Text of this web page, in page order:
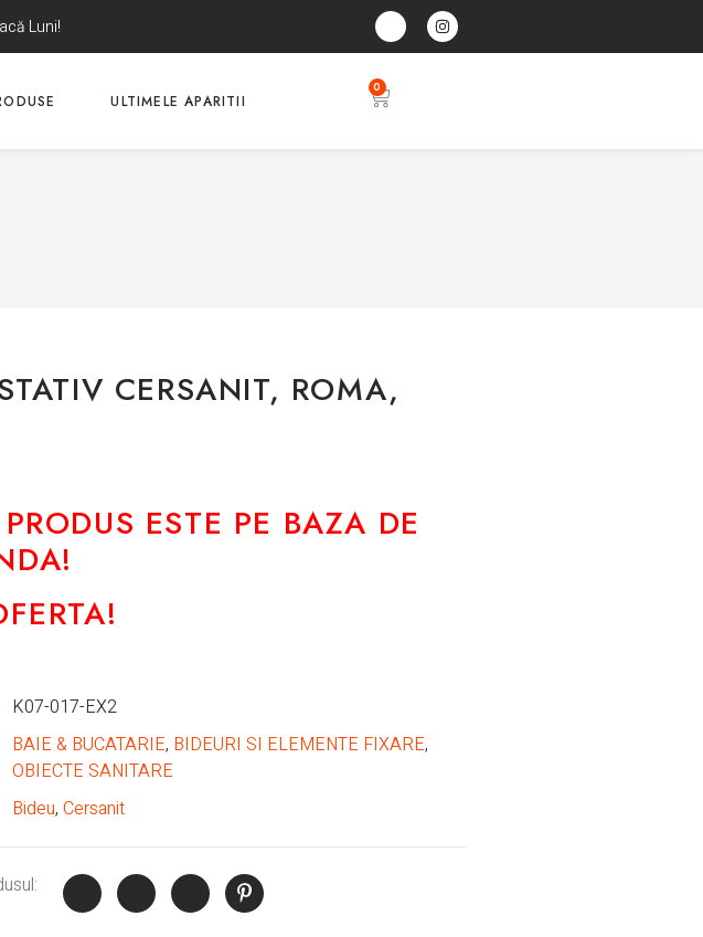
Luni!
ULTIMELE APARITII
0
CERSANIT, ROMA,
ESTE PE BAZA DE
K07-017-EX2
BAIE & BUCATARIE, BIDEURI SI ELEMENTE FIXARE,
OBIECTE SANITARE
Bideu, Cersanit